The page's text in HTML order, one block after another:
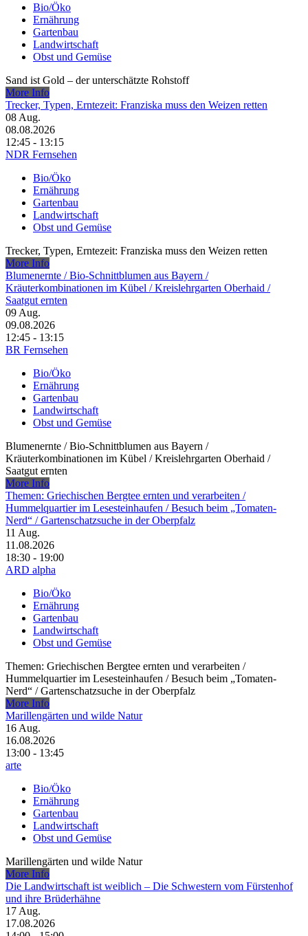
Bio/Öko
Ernährung
Gartenbau
Landwirtschaft
Obst und Gemüse
Sand ist Gold – der unterschätzte Rohstoff
More Info
Trecker, Typen, Erntezeit: Franziska muss den Weizen retten
08 Aug.
08.08.2026
12:45 - 13:15
NDR Fernsehen
Bio/Öko
Ernährung
Gartenbau
Landwirtschaft
Obst und Gemüse
Trecker, Typen, Erntezeit: Franziska muss den Weizen retten
More Info
Blumenernte /​ Bio-Schnittblumen aus Bayern /​
Kräuterkombinationen im Kübel /​ Kreislehrgarten Oberhaid /​
Saatgut ernten
09 Aug.
09.08.2026
12:45 - 13:15
BR Fernsehen
Bio/Öko
Ernährung
Gartenbau
Landwirtschaft
Obst und Gemüse
Blumenernte /​ Bio-Schnittblumen aus Bayern /​
Kräuterkombinationen im Kübel /​ Kreislehrgarten Oberhaid /​
Saatgut ernten
More Info
Themen: Griechischen Bergtee ernten und verarbeiten /​
Hummelquartier im Lesesteinhaufen /​ Besuch beim „Tomaten-
Nerd“ /​ Gartenschatzsuche in der Oberpfalz
11 Aug.
11.08.2026
18:30 - 19:00
ARD alpha
Bio/Öko
Ernährung
Gartenbau
Landwirtschaft
Obst und Gemüse
Themen: Griechischen Bergtee ernten und verarbeiten /​
Hummelquartier im Lesesteinhaufen /​ Besuch beim „Tomaten-
Nerd“ /​ Gartenschatzsuche in der Oberpfalz
More Info
Marillengärten und wilde Natur
16 Aug.
16.08.2026
13:00 - 13:45
arte
Bio/Öko
Ernährung
Gartenbau
Landwirtschaft
Obst und Gemüse
Marillengärten und wilde Natur
More Info
Die Landwirtschaft ist weiblich – Die Schwestern vom Fürstenhof
und ihre Brüderhähne
17 Aug.
17.08.2026